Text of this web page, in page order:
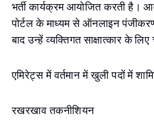
भर्ती कार्यक्रम आयोजित करती है।
पोर्टल के माध्यम से ऑनलाइन
बाद उन्हें व्यक्तिगत साक्षात्कार के लिए
एमिरेट्स में वर्तमान में खुली पदों में
रखरखाव तकनीशियन